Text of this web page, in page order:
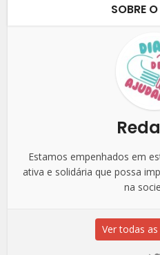
SOBRE
Estamos empenhados em
ativa e solidária que possa
na
Ver todas